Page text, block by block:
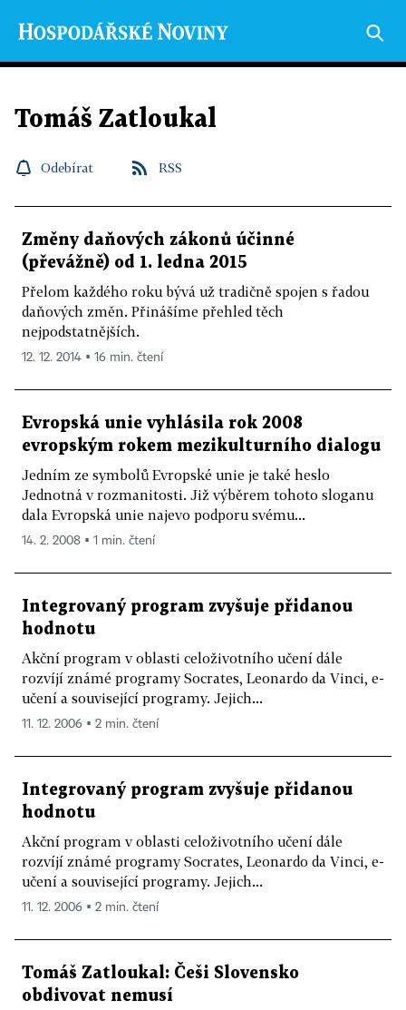
Tomáš Zatloukal
Odebírat RSS
Změny daňových zákonů účinné
(převážně) od 1. ledna 2015
Přelom každého roku bývá už tradičně spojen s řadou
daňových změn. Přinášíme přehled těch
nejpodstatnějších.
12. 12. 2014 ▪ 16 min. čtení
Evropská unie vyhlásila rok 2008
evropským rokem mezikulturního dialogu
Jedním ze symbolů Evropské unie je také heslo
Jednotná v rozmanitosti. Již výběrem tohoto sloganu
dala Evropská unie najevo podporu svému...
14. 2. 2008 ▪ 1 min. čtení
Integrovaný program zvyšuje přidanou
hodnotu
Akční program v oblasti celoživotního učení dále
rozvíjí známé programy Socrates, Leonardo da Vinci, e-
učení a související programy. Jejich...
11. 12. 2006 ▪ 2 min. čtení
Integrovaný program zvyšuje přidanou
hodnotu
Akční program v oblasti celoživotního učení dále
rozvíjí známé programy Socrates, Leonardo da Vinci, e-
učení a související programy. Jejich...
11. 12. 2006 ▪ 2 min. čtení
Tomáš Zatloukal: Češi Slovensko
obdivovat nemusí